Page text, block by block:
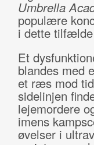
Umbrella
populære
i dette tilfælde
Et
blandes med
et ræs mod
sidelinjen
lejemordere
imens
øvelser i